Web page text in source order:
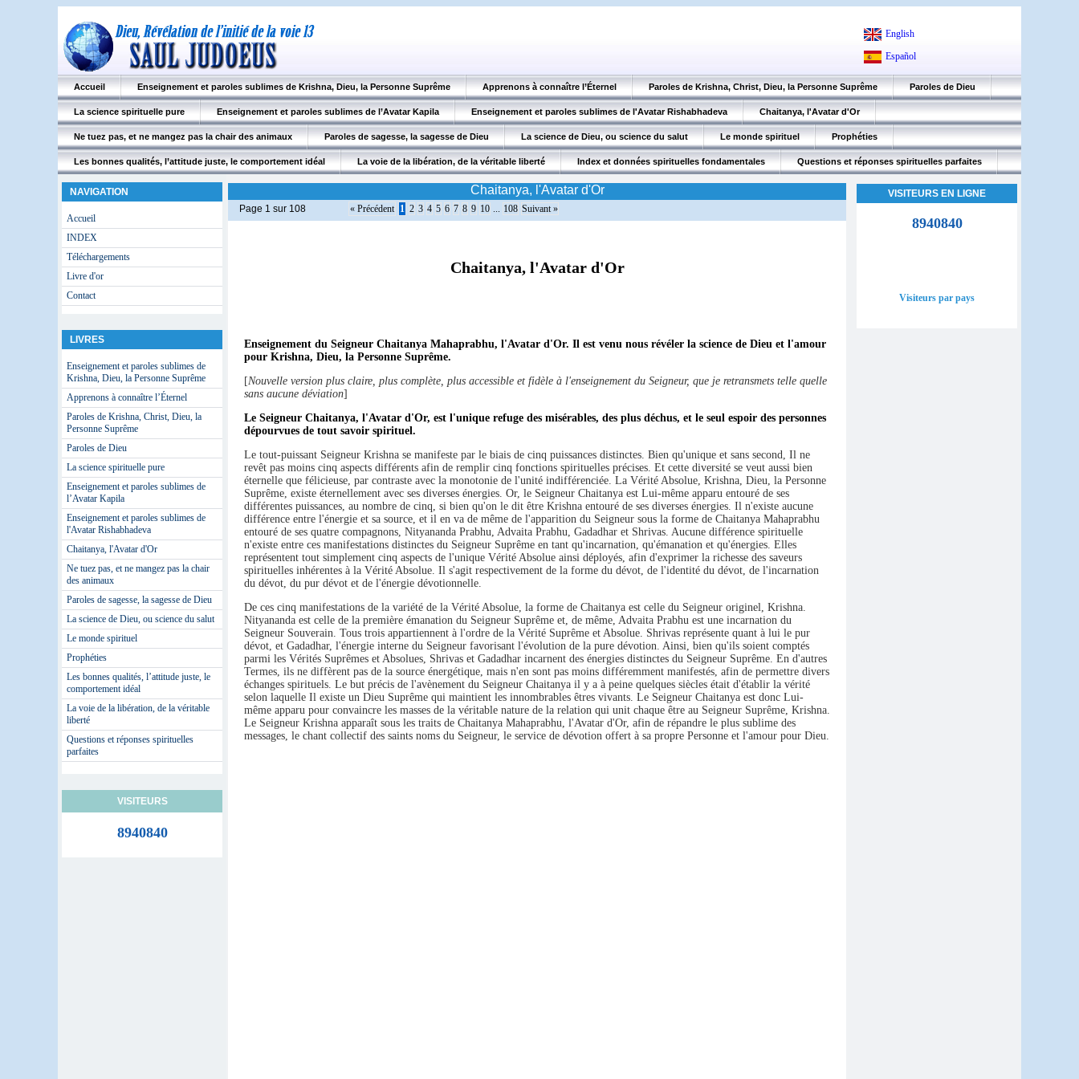
English
Español
Chaitanya, l'Avatar d'Or
Page 1 sur 108 « Précédent 1 2 3 4 5 6 7 8 9 10 ... 108 Suivant »
Chaitanya, l'Avatar d'Or
Enseignement du Seigneur Chaitanya Mahaprabhu, l'Avatar d'Or. Il est venu nous révéler la science de Dieu et l'amour
pour Krishna, Dieu, la Personne Suprême.
[Nouvelle version plus claire, plus complète, plus accessible et fidèle à l'enseignement du Seigneur, que je retransmets telle quelle
sans aucune déviation]
Le Seigneur Chaitanya, l'Avatar d'Or, est l'unique refuge des misérables, des plus déchus, et le seul espoir des personnes
dépourvues de tout savoir spirituel.
Le tout-puissant Seigneur Krishna se manifeste par le biais de cinq puissances distinctes. Bien qu'unique et sans second, Il ne
revêt pas moins cinq aspects différents afin de remplir cinq fonctions spirituelles précises. Et cette diversité se veut aussi bien
éternelle que félicieuse, par contraste avec la monotonie de l'unité indifférenciée. La Vérité Absolue, Krishna, Dieu, la Personne
Suprême, existe éternellement avec ses diverses énergies. Or, le Seigneur Chaitanya est Lui-même apparu entouré de ses
différentes puissances, au nombre de cinq, si bien qu'on le dit être Krishna entouré de ses diverses énergies. Il n'existe aucune
différence entre l'énergie et sa source, et il en va de même de l'apparition du Seigneur sous la forme de Chaitanya Mahaprabhu
entouré de ses quatre compagnons, Nityananda Prabhu, Advaita Prabhu, Gadadhar et Shrivas. Aucune différence spirituelle
n'existe entre ces manifestations distinctes du Seigneur Suprême en tant qu'incarnation, qu'émanation et qu'énergies. Elles
représentent tout simplement cinq aspects de l'unique Vérité Absolue ainsi déployés, afin d'exprimer la richesse des saveurs
spirituelles inhérentes à la Vérité Absolue. Il s'agit respectivement de la forme du dévot, de l'identité du dévot, de l'incarnation
du dévot, du pur dévot et de l'énergie dévotionnelle.
De ces cinq manifestations de la variété de la Vérité Absolue, la forme de Chaitanya est celle du Seigneur originel, Krishna.
Nityananda est celle de la première émanation du Seigneur Suprême et, de même, Advaita Prabhu est une incarnation du
Seigneur Souverain. Tous trois appartiennent à l'ordre de la Vérité Suprême et Absolue. Shrivas représente quant à lui le pur
dévot, et Gadadhar, l'énergie interne du Seigneur favorisant l'évolution de la pure dévotion. Ainsi, bien qu'ils soient comptés
parmi les Vérités Suprêmes et Absolues, Shrivas et Gadadhar incarnent des énergies distinctes du Seigneur Suprême. En d'autres
Termes, ils ne diffèrent pas de la source énergétique, mais n'en sont pas moins différemment manifestés, afin de permettre divers
échanges spirituels. Le but précis de l'avènement du Seigneur Chaitanya il y a à peine quelques siècles était d'établir la vérité
selon laquelle Il existe un Dieu Suprême qui maintient les innombrables êtres vivants. Le Seigneur Chaitanya est donc Lui-
même apparu pour convaincre les masses de la véritable nature de la relation qui unit chaque être au Seigneur Suprême, Krishna.
Le Seigneur Krishna apparaît sous les traits de Chaitanya Mahaprabhu, l'Avatar d'Or, afin de répandre le plus sublime des
messages, le chant collectif des saints noms du Seigneur, le service de dévotion offert à sa propre Personne et l'amour pour Dieu.
Accueil Enseignement et paroles sublimes de Krishna, Dieu, la Personne Suprême Apprenons à connaître l’Éternel Paroles de Krishna, Christ, Dieu, la Personne Suprême Paroles de Dieu
La science spirituelle pure Enseignement et paroles sublimes de l’Avatar Kapila Enseignement et paroles sublimes de l'Avatar Rishabhadeva Chaitanya, l'Avatar d'Or
Ne tuez pas, et ne mangez pas la chair des animaux Paroles de sagesse, la sagesse de Dieu La science de Dieu, ou science du salut Le monde spirituel Prophéties
Les bonnes qualités, l’attitude juste, le comportement idéal La voie de la libération, de la véritable liberté Index et données spirituelles fondamentales Questions et réponses spirituelles parfaites
NAVIGATION
Accueil
INDEX
Téléchargements
Livre d'or
Contact
LIVRES
Enseignement et paroles sublimes de
Krishna, Dieu, la Personne Suprême
Apprenons à connaître l’Éternel
Paroles de Krishna, Christ, Dieu, la
Personne Suprême
Paroles de Dieu
La science spirituelle pure
Enseignement et paroles sublimes de
l’Avatar Kapila
Enseignement et paroles sublimes de
l'Avatar Rishabhadeva
Chaitanya, l'Avatar d'Or
Ne tuez pas, et ne mangez pas la chair
des animaux
Paroles de sagesse, la sagesse de Dieu
La science de Dieu, ou science du salut
Le monde spirituel
Prophéties
Les bonnes qualités, l’attitude juste, le
comportement idéal
La voie de la libération, de la véritable
liberté
Questions et réponses spirituelles
parfaites
VISITEURS
8940840
VISITEURS EN LIGNE
8940840
Visiteurs par pays